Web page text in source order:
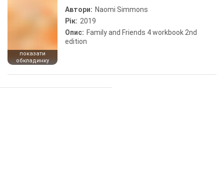
показати
обкладинку
Автори: Naomi Simmons
Рік: 2019
Опис: Family and Friends 4 workbook 2nd
edition